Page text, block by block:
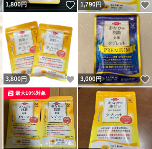
いいね！
1,800円 いいね！
1,790円
いいね！
3,800円 いいね！
3,000円
最大10%対象